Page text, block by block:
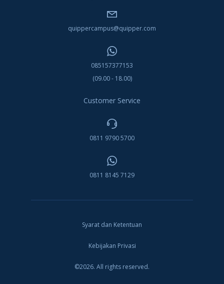
quippercampus@quipper.com
085157377153
(09.00 - 18.00)
Customer Service
0811 9790 5700
0811 8145 7129
©2026. All rights reserved.
Syarat dan Ketentuan
Kebijakan Privasi